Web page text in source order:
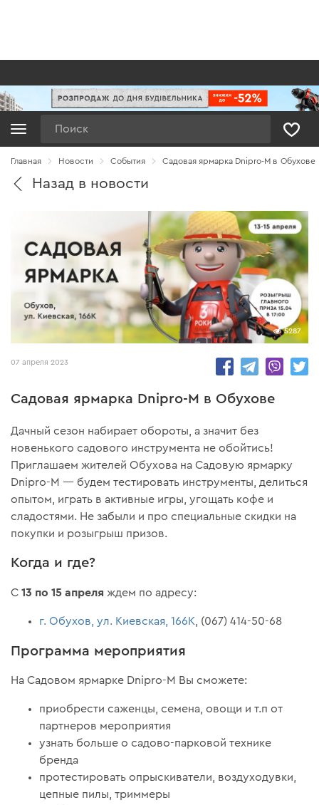
Главная Новости Cобытия Садовая ярмарка Dnipro-M в Обухове
Назад в новости
5287
07 апреля 2023
Садовая ярмарка Dnipro-M в Обухове
Дачный сезон набирает обороты, а значит без
новенького садового инструмента не обойтись!
Приглашаем жителей Обухова на Садовую ярмарку
Dnipro-M — будем тестировать инструменты, делиться
опытом, играть в активные игры, угощать кофе и
сладостями. Не забыли и про специальные скидки на
покупки и розыгрыш призов.
Когда и где?
С13 по 15 апреля ждем по адресу:
г. Обухов, ул. Киевская, 166К , (067) 414-50-68
Программа мероприятия
На Садовом ярмарке Dnipro-M Вы сможете:
приобрести саженцы, семена, овощи и т.п от
партнеров мероприятия
узнать больше о садово-парковой технике
бренда
протестировать опрыскиватели, воздуходувки,
цепные пилы, триммеры